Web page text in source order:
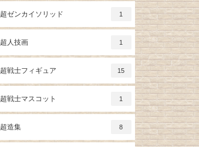
超ゼンカイソリッド 1
超人技画 1
超戦士フィギュア 15
超戦士マスコット 1
超造集 8